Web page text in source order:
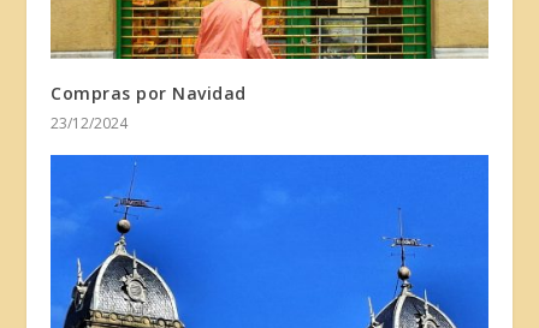
Compras por Navidad
23/12/2024